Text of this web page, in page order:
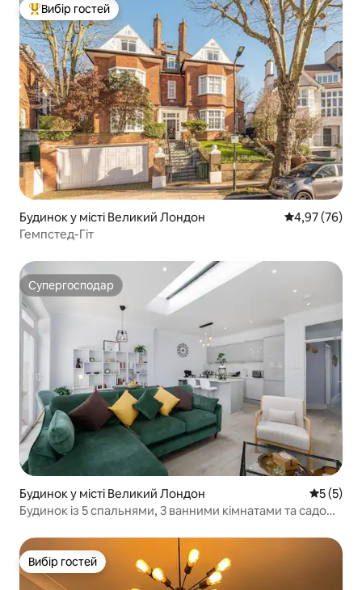
Топ вибір гостей
Вибір гостей
Будинок у місті Великий Лондон Середня
4,97 (76)
Гемпстед-Гіт
Супергосподар
Супергосподар
Будинок у місті Великий Лондон Середня
5 (5)
Будинок із 5 спальнями, 3 ванними кімнатами та садом
Вибір гостей
Вибір гостей